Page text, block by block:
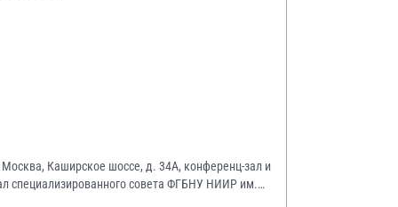
Москва, Каширское шоссе, д. 34А, конференц-зал и
специализированного совета ФГБНУ НИИР им.